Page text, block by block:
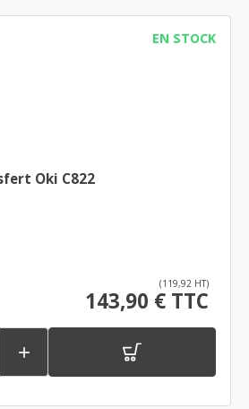
EN STOCK
Oki C822
(119,92 HT)
143,90 € TTC
